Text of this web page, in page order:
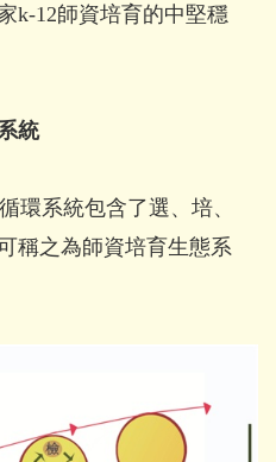
k-12師資培育的中堅穩
統
系統包含了選、培、
稱之為師資培育生態系